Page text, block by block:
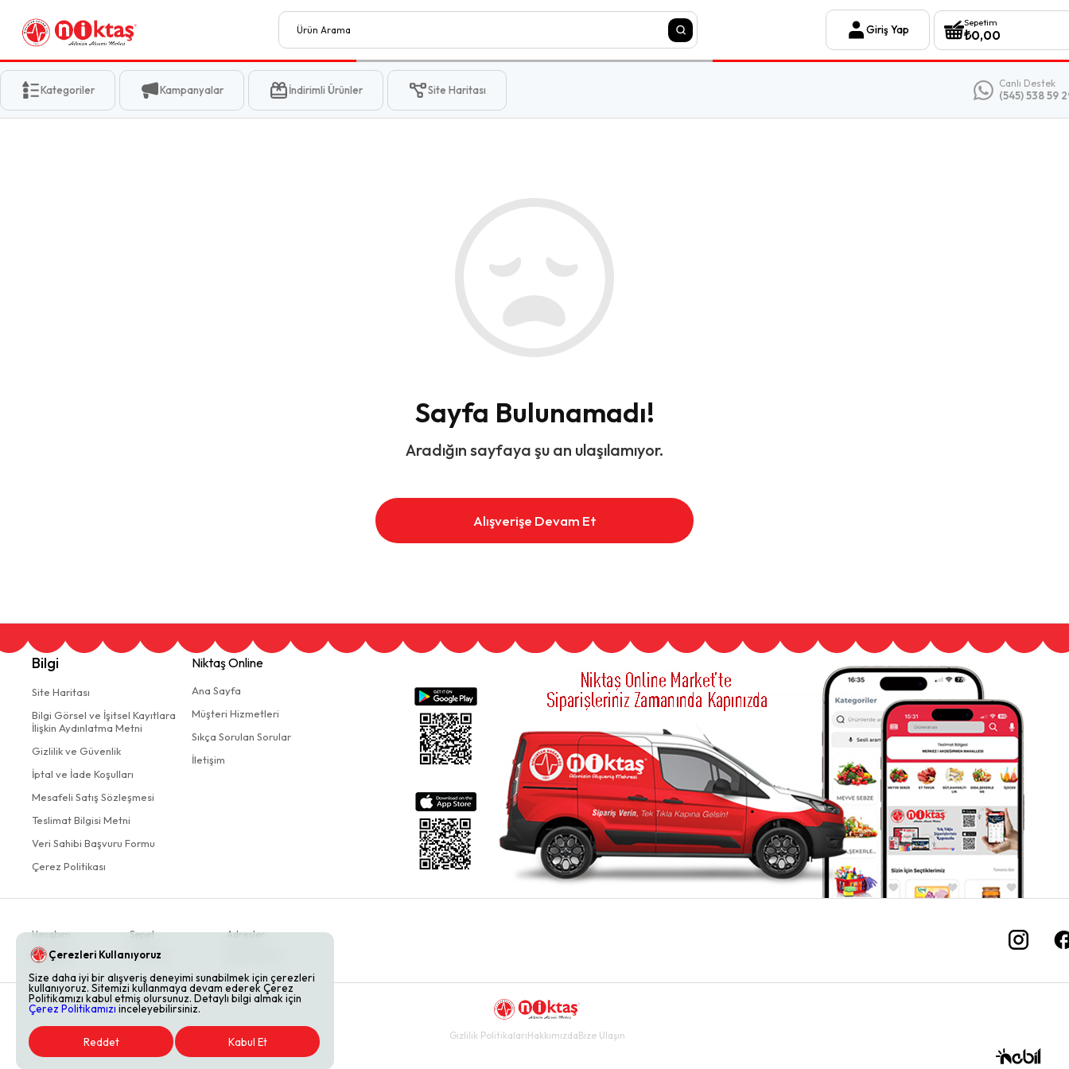
Giriş Yap
Sepetim
₺0,00
Kategoriler Kampanyalar İndirimli Ürünler Site Haritası Canlı Destek
(545) 538 59
Sayfa Bulunamadı!
Aradığın sayfaya şu an ulaşılamıyor.
Alışverişe Devam Et
Bilgi
Site Haritası
Bilgi Görsel ve İşitsel Kayıtlara
İlişkin Aydınlatma Metni
Gizlilik ve Güvenlik
İptal ve İade Koşulları
Mesafeli Satış Sözleşmesi
Teslimat Bilgisi Metni
Veri Sahibi Başvuru Formu
Çerez Politikası
Niktaş Online
Ana Sayfa
Müşteri Hizmetleri
Sıkça Sorulan Sorular
İletişim
Hesabım
Siparişler
Sepet
Favoriler
Adresler
Gizlilik PolitikalarıHakkımızdaBize Ulaşın
Çerezleri Kullanıyoruz
Size daha iyi bir alışveriş deneyimi sunabilmek için çerezleri
kullanıyoruz. Sitemizi kullanmaya devam ederek Çerez
Politikamızı kabul etmiş olursunuz. Detaylı bilgi almak için
Çerez Politikamızı inceleyebilirsiniz.
Reddet Kabul Et